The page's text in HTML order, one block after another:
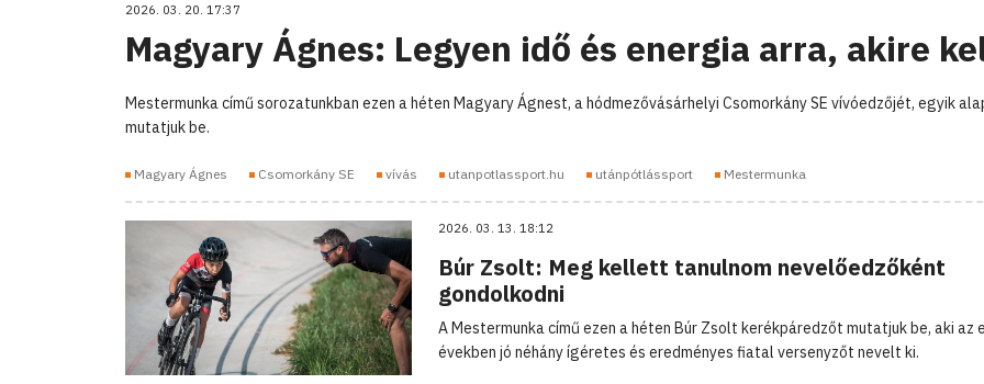
2026. 03. 20. 17:37
Magyary Ágnes: Legyen idő és energia arra, akire
Mestermunka című sorozatunkban ezen a héten Magyary Ágnest, a hódmezővásárhelyi Csomorkány SE vívóedzőjét, egyik
mutatjuk be.
Magyary Ágnes Csomorkány SE vívás utanpotlassport.hu utánpótlássport Mestermunka
2026. 03. 13. 18:12
Búr Zsolt: Meg kellett tanulnom nevelőedzőként
gondolkodni
A Mestermunka című ezen a héten Búr Zsolt kerékpáredzőt mutatjuk be, aki az
években jó néhány ígéretes és eredményes fiatal versenyzőt nevelt ki.